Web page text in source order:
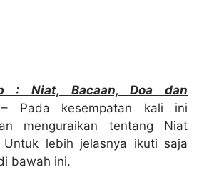
: Niat, Bacaan, Doa dan
Pada kesempatan kali ini
menguraikan tentang Niat
Untuk lebih jelasnya ikuti saja
bawah ini.